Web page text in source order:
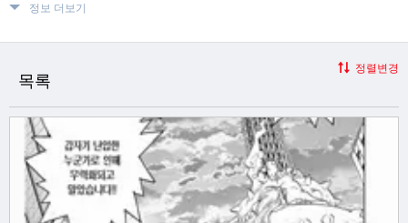
정보 더보기
목록
정렬변경